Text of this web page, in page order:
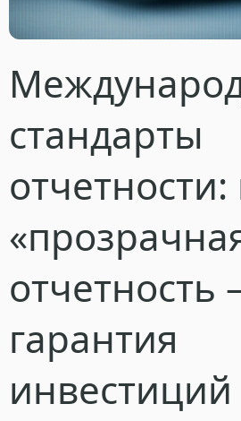
стандарты
отчетность
гарантия
инвестиций